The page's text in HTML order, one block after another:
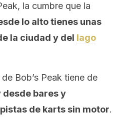
la cumbre que la
lo alto tienes unas
la ciudad y del lago
Bob’s Peak tiene de
desde bares y
de karts sin motor.